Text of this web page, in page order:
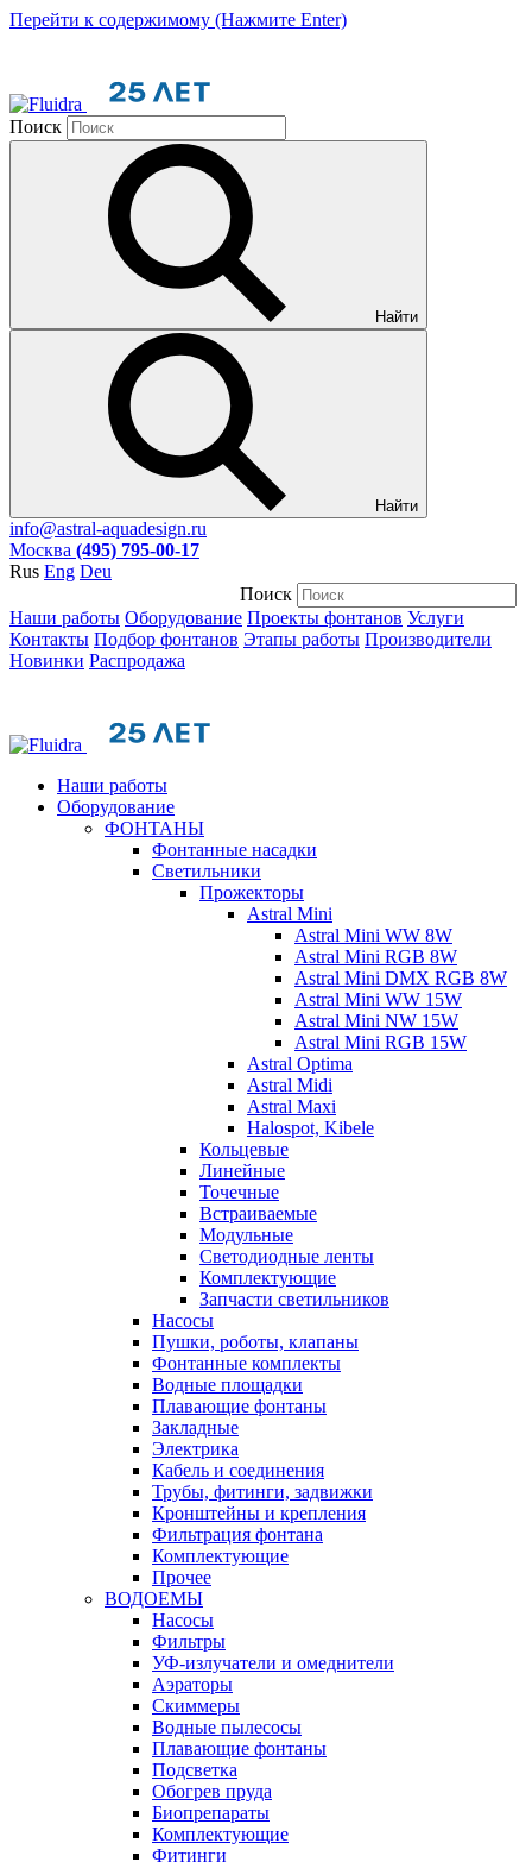
Перейти к содержимому (Нажмите Enter)
Поиск
Найти
Найти
info@astral-aquadesign.ru
Москва (495) 795-00-17
Rus Eng Deu
Поиск
Наши работы Оборудование Проекты фонтанов Услуги
Контакты Подбор фонтанов Этапы работы Производители
Новинки Распродажа
Наши работы
Оборудование
ФОНТАНЫ
Фонтанные насадки
Cветильники
Прожекторы
Astral Mini
Astral Mini WW 8W
Astral Mini RGB 8W
Astral Mini DMX RGB 8W
Astral Mini WW 15W
Astral Mini NW 15W
Astral Mini RGB 15W
Astral Optima
Astral Midi
Astral Maxi
Halospot, Kibele
Кольцевые
Линейные
Точечные
Встраиваемые
Модульные
Светодиодные ленты
Комплектующие
Запчасти светильников
Насосы
Пушки, роботы, клапаны
Фонтанные комплекты
Водные площадки
Плавающие фонтаны
Закладные
Электрика
Кабель и соединения
Трубы, фитинги, задвижки
Кронштейны и крепления
Фильтрация фонтана
Комплектующие
Прочее
ВОДОЕМЫ
Насосы
Фильтры
УФ-излучатели и омеднители
Аэраторы
Cкиммеры
Водные пылесосы
Плавающие фонтаны
Подсветка
Обогрев пруда
Биопрепараты
Комплектующие
Фитинги